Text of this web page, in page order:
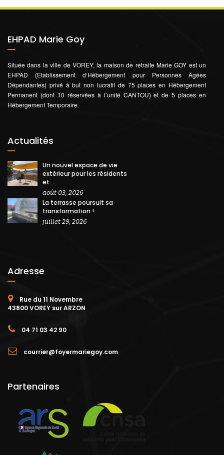
EHPAD Marie Goy
Située dans la ville de VOREY, la maison de retraite Marie GOY est un
EHPAD (Etablissement d‘Hébergement pour Personnes Âgées
Dépendantes) privé à but non lucratif de 75 places en Hébergement
Permanent (dont 10 réservées à l’unité CANTOU) et de 5 places en
Hébergement Temporaire.
Actualités
Un nouvel espace de vie
extérieur pour les résidents
et ...
août 03, 2026
La terrasse poursuit sa
transformation !
juillet 29, 2026
Adresse
Rue du 11 Novembre
43800 VOREY sur ARZON
04 71 03 42 90
courrier@foyermariegoy.com
Partenaires